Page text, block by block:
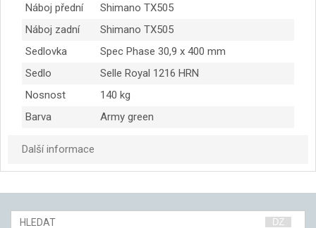
Náboj přední
Shimano TX505
Náboj zadní
Shimano TX505
Sedlovka
Spec Phase 30,9 x 400 mm
Sedlo
Selle Royal 1216 HRN
Nosnost
140 kg
Barva
Army green
Další informace